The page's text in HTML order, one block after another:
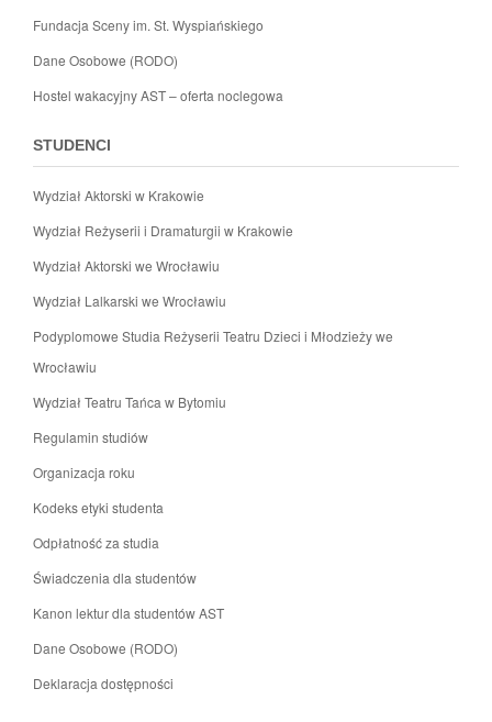
Fundacja Sceny im. St. Wyspiańskiego
Dane Osobowe (RODO)
Hostel wakacyjny AST – oferta noclegowa
STUDENCI
Wydział Aktorski w Krakowie
Wydział Reżyserii i Dramaturgii w Krakowie
Wydział Aktorski we Wrocławiu
Wydział Lalkarski we Wrocławiu
Podyplomowe Studia Reżyserii Teatru Dzieci i Młodzieży we
Wrocławiu
Wydział Teatru Tańca w Bytomiu
Regulamin studiów
Organizacja roku
Kodeks etyki studenta
Odpłatność za studia
Świadczenia dla studentów
Kanon lektur dla studentów AST
Dane Osobowe (RODO)
Deklaracja dostępności